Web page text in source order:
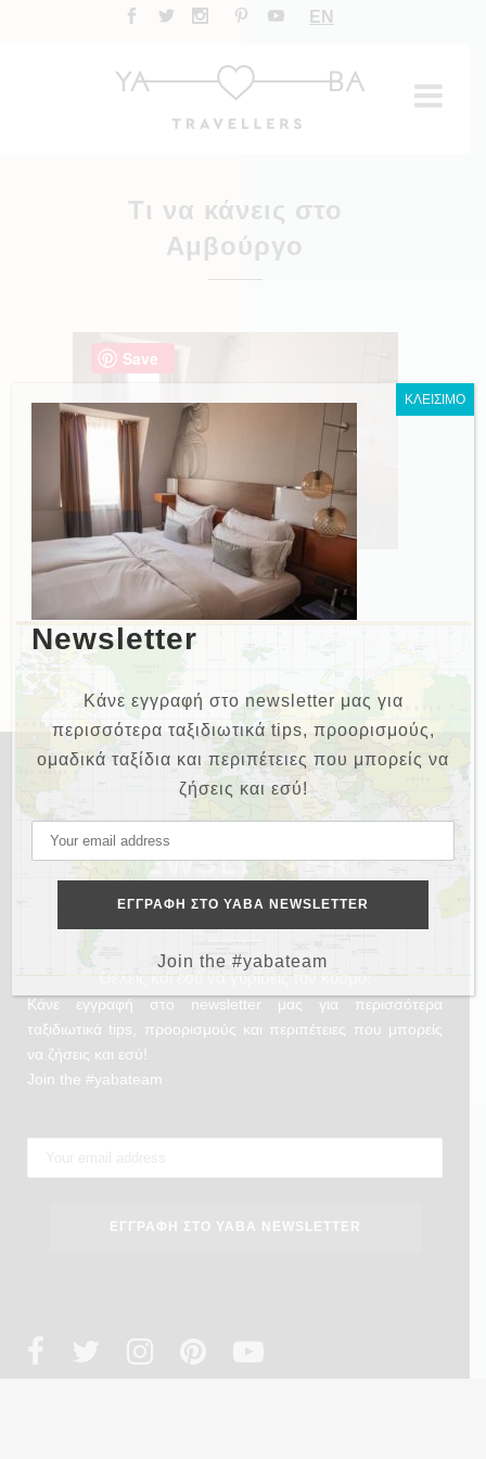
EN
Τι να κάνεις στο
Αμβούργο
NEWSLETTER
Θέλεις και εσύ να γυρίσεις τον κόσμο;
Κάνε εγγραφή στο newsletter μας για περισσότερα
ταξιδιωτικά tips, προορισμούς και περιπέτειες που μπορείς
να ζήσεις και εσύ!
Join the #yabateam
Newsletter
Κάνε εγγραφή στο newsletter μας για
περισσότερα ταξιδιωτικά tips, προορισμούς,
ομαδικά ταξίδια και περιπέτειες που μπορείς να
ζήσεις και εσύ!
Join the #yabateam
ΚΛΕΙΣΙΜΟ
Save